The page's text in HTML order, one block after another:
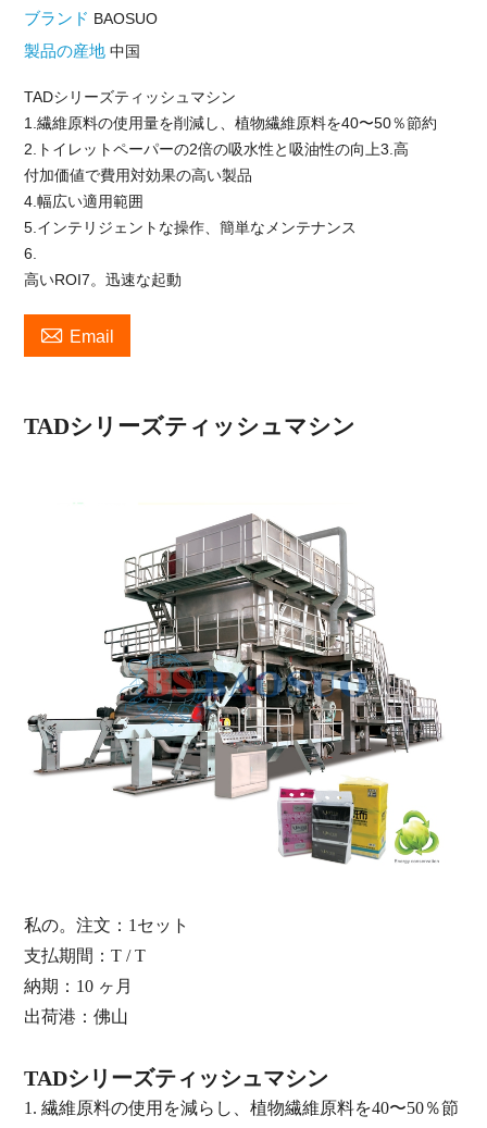
ブランド BAOSUO
製品の産地中国
TADシリーズティッシュマシン
1.繊維原料の使用量を削減し、植物繊維原料を40〜50％節約
2.トイレットペーパーの2倍の吸水性と吸油性の向上3.高
付加価値で費用対効果の高い製品
4.幅広い適用範囲
5.インテリジェントな操作、簡単なメンテナンス
6.
高いROI7。迅速な起動
 Email
TADシリーズティッシュマシン
私の。注文 ： 1セット
支払期間 ：T / T
納期 ：10 ヶ月
出荷港 ：佛山
TADシリーズティッシュマシン
1.繊維原料の使用を減らし、植物繊維原料を40〜50％節